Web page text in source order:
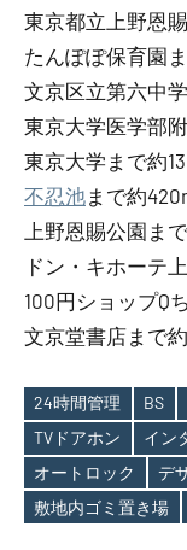
東京都立上野恩
たんぽぽ保育園
文京区立第六中
東京大学医学部
東京大学まで約
不忍池まで約
上野恩賜公園ま
ドン・キホーテ
100円ショップQ
文京堂書店まで
Tags
24時間管理 BS
TVドアホン
イン
オートロック
デ
敷地内ゴミ置き場